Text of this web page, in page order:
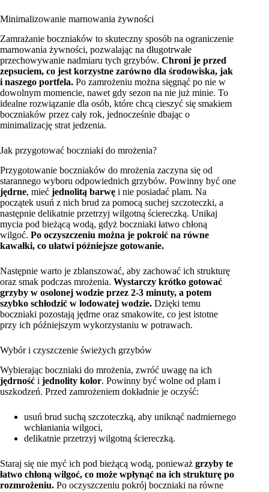
Minimalizowanie marnowania żywności
Zamrażanie boczniaków to skuteczny sposób na ograniczenie
marnowania żywności, pozwalając na długotrwałe
przechowywanie nadmiaru tych grzybów. Chroni je przed
zepsuciem, co jest korzystne zarówno dla środowiska, jak
i naszego portfela. Po zamrożeniu można sięgnąć po nie w
dowolnym momencie, nawet gdy sezon na nie już minie. To
idealne rozwiązanie dla osób, które chcą cieszyć się smakiem
boczniaków przez cały rok, jednocześnie dbając o
minimalizację strat jedzenia.
Jak przygotować boczniaki do mrożenia?
Przygotowanie boczniaków do mrożenia zaczyna się od
starannego wyboru odpowiednich grzybów. Powinny być one
jędrne, mieć jednolitą barwę i nie posiadać plam. Na
początek usuń z nich brud za pomocą suchej szczoteczki, a
następnie delikatnie przetrzyj wilgotną ściereczką. Unikaj
mycia pod bieżącą wodą, gdyż boczniaki łatwo chłoną
wilgoć. Po oczyszczeniu można je pokroić na równe
kawałki, co ułatwi późniejsze gotowanie.
Następnie warto je zblanszować, aby zachować ich strukturę
oraz smak podczas mrożenia. Wystarczy krótko gotować
grzyby w osolonej wodzie przez 2-3 minuty, a potem
szybko schłodzić w lodowatej wodzie. Dzięki temu
boczniaki pozostają jędrne oraz smakowite, co jest istotne
przy ich późniejszym wykorzystaniu w potrawach.
Wybór i czyszczenie świeżych grzybów
Wybierając boczniaki do mrożenia, zwróć uwagę na ich
jędrność i jednolity kolor. Powinny być wolne od plam i
uszkodzeń. Przed zamrożeniem dokładnie je oczyść:
usuń brud suchą szczoteczką, aby uniknąć nadmiernego
wchłaniania wilgoci,
delikatnie przetrzyj wilgotną ściereczką.
Staraj się nie myć ich pod bieżącą wodą, ponieważ grzyby te
łatwo chłoną wilgoć, co może wpłynąć na ich strukturę po
rozmrożeniu. Po oczyszczeniu pokrój boczniaki na równe